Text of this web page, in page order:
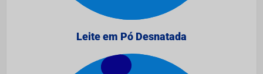
Leite em Pó Desnatada